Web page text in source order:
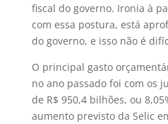
fiscal do governo. Ironia à
com essa postura, está
do governo, e isso não é
O principal gasto
no ano passado foi com os
de R$ 950,4 bilhões, ou
aumento previsto da Selic